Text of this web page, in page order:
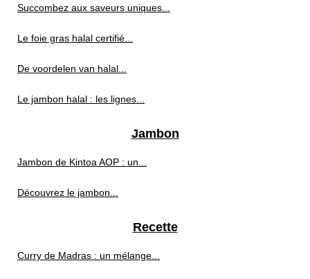
Succombez aux saveurs uniques...
Le foie gras halal certifié...
De voordelen van halal...
Le jambon halal : les lignes...
Jambon
Jambon de Kintoa AOP : un...
Découvrez le jambon...
Recette
Curry de Madras : un mélange...